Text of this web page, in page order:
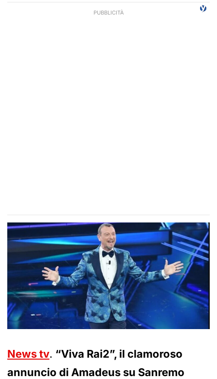
News tv. “Viva Rai2”, il clamoroso
annuncio di Amadeus su Sanremo